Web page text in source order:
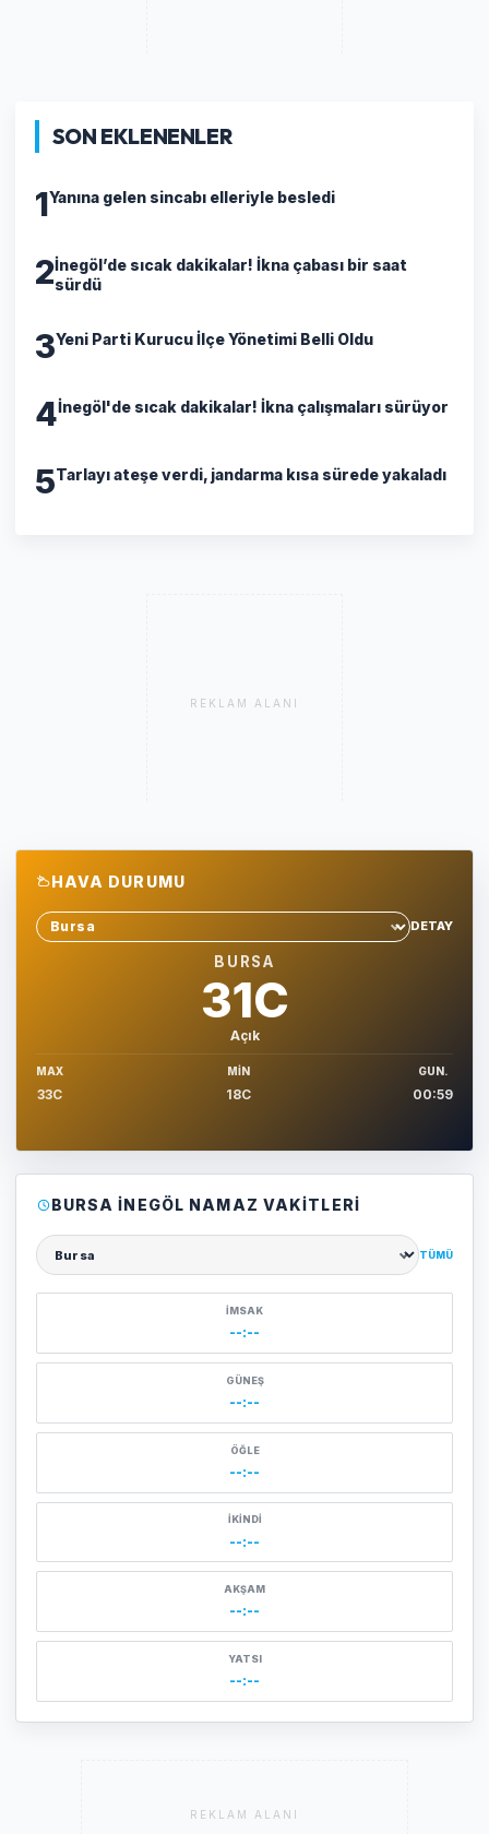
SON EKLENENLER
1Yanına gelen sincabı elleriyle besledi
2İnegöl’de sıcak dakikalar! İkna çabası bir saat
sürdü
3Yeni Parti Kurucu İlçe Yönetimi Belli Oldu
4İnegöl'de sıcak dakikalar! İkna çalışmaları sürüyor
5Tarlayı ateşe verdi, jandarma kısa sürede yakaladı
REKLAM ALANI
HAVA DURUMU
Sehir sec
DETAY
BURSA
31C
Açık
MAX
33C
MIN
18C
GUN.
00:59
BURSA İNEGÖL NAMAZ VAKITLERI
Şehir seçin
TÜMÜ
İMSAK
--:--
GÜNEŞ
--:--
ÖĞLE
--:--
İKINDI
--:--
AKŞAM
--:--
YATSI
--:--
REKLAM ALANI